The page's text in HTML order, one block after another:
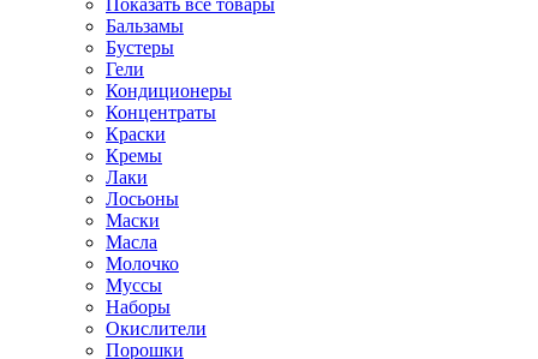
Показать все товары
Бальзамы
Бустеры
Гели
Кондиционеры
Концентраты
Краски
Кремы
Лаки
Лосьоны
Маски
Масла
Молочко
Муссы
Наборы
Окислители
Порошки